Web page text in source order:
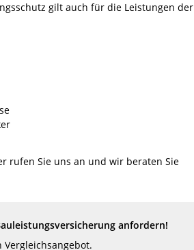
gilt auch für die Leistungen der
rufen Sie uns an und wir beraten Sie
anfordern!